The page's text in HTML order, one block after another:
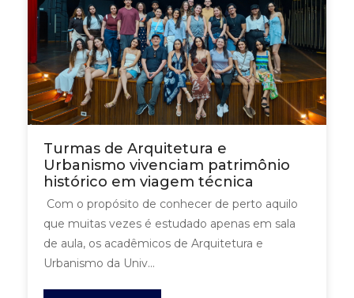
Turmas de Arquitetura e
Urbanismo vivenciam patrimônio
histórico em viagem técnica
Com o propósito de conhecer de perto aquilo
que muitas vezes é estudado apenas em sala
de aula, os acadêmicos de Arquitetura e
Urbanismo da Univ...